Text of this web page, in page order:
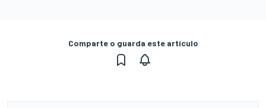
Comparte o guarda este artículo